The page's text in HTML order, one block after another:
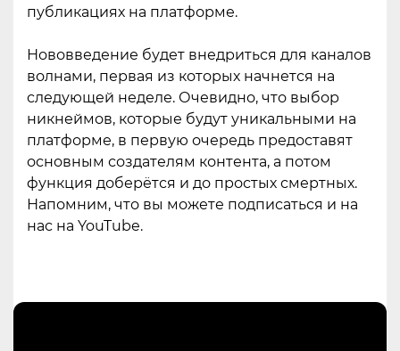
публикациях на платформе.
Нововведение будет внедриться для каналов
волнами, первая из которых начнется на
следующей неделе. Очевидно, что выбор
никнеймов, которые будут уникальными на
платформе, в первую очередь предоставят
основным создателям контента, а потом
функция доберётся и до простых смертных.
Напомним, что вы можете подписаться и на
нас на YouTube.